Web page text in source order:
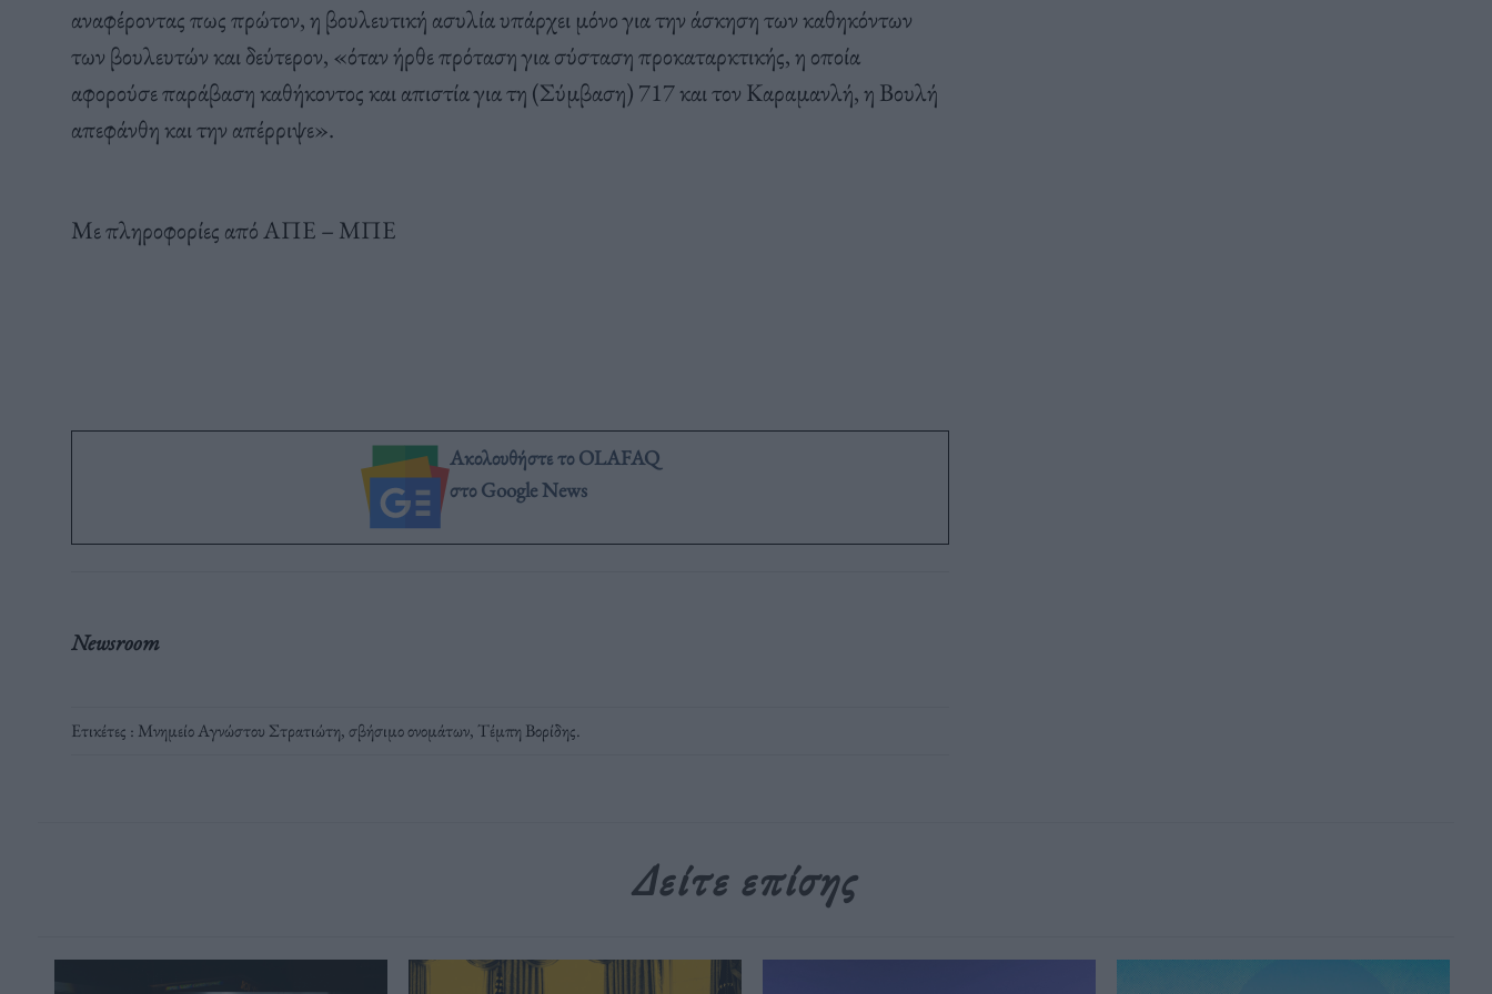
αναφέροντας πως πρώτον, η βουλευτική ασυλία υπάρχει μόνο για την άσκηση των καθηκόντων
των βουλευτών και δεύτερον, «όταν ήρθε πρόταση για σύσταση προκαταρκτικής, η οποία
αφορούσε παράβαση καθήκοντος και απιστία για τη (Σύμβαση) 717 και τον Καραμανλή, η Βουλή
απεφάνθη και την απέρριψε».
Με πληροφορίες από ΑΠΕ – ΜΠΕ
Ακολουθήστε το OLAFAQ
στο Google News
Newsroom
Ετικέτες : Μνημείο Αγνώστου Στρατιώτη,σβήσιμο ονομάτων, Τέμπη Βορίδης.
Δείτε επίσης